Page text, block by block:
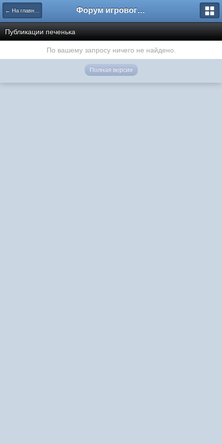
← На главную Форум игрового проекта Riverrise
Публикации печенька
По вашему запросу ничего не найдено.
Полная версия